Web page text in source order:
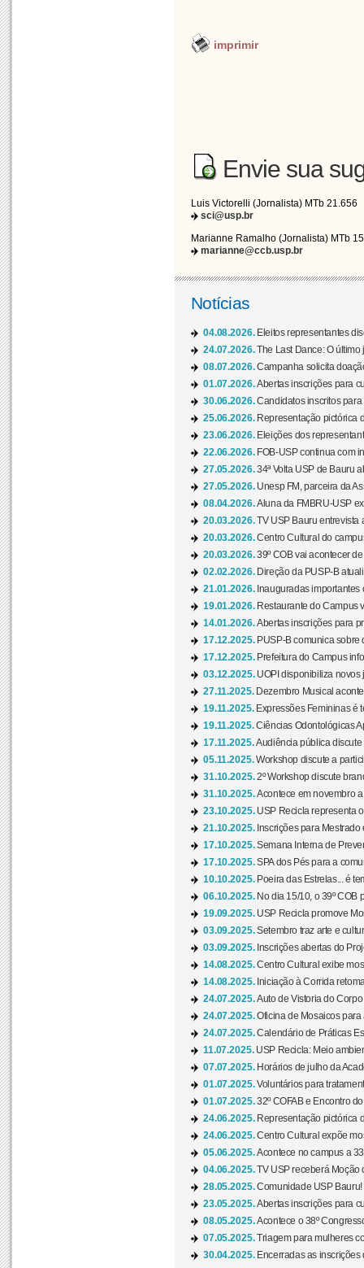
imprimir
Envie sua
Luis Victorelli (Jornalista) MTb 21.656
sci@usp.br
Marianne Ramalho (Jornalista) MTb
marianne@ccb.usp.br
Notícias
04.08.2026. Eleitos representantes
24.07.2026.The Last Dance: O
08.07.2026.Campanha solicita
01.07.2026.Abertas inscrições para
30.06.2026.Candidatos inscritos
25.06.2026. Representação pictórica
23.06.2026. Eleições dos
22.06.2026. FOB-USP continua com
27.05.2026.34ª Volta USP de Bauru
27.05.2026. Unesp FM, parceira da
08.04.2026.Aluna da FMBRU-USP
20.03.2026.TV USP Bauru entrevista
20.03.2026.Centro Cultural do
20.03.2026.39º COB vai acontecer
02.02.2026. Direção da PUSP-B
21.01.2026. Inauguradas
19.01.2026. Restaurante do Campus
14.01.2026.Abertas inscrições para
17.12.2025. PUSP-B comunica sobre
17.12.2025. Prefeitura do Campus
03.12.2025. UOPI disponibiliza novos
27.11.2025. Dezembro Musical
19.11.2025. Expressões Femininas é
19.11.2025.Ciências Odontológicas
17.11.2025.Audiência pública
05.11.2025.Workshop discute a
31.10.2025.2º Workshop discute
31.10.2025.Acontece em novembro
23.10.2025. USP Recicla representa
21.10.2025. Inscrições para
17.10.2025.Semana Interna de
17.10.2025.SPA dos Pés para a
10.10.2025. Poeira das Estrelas... é
06.10.2025. No dia 15/10, o 39º COB
19.09.2025. USP Recicla promove
03.09.2025.Setembro traz arte e
03.09.2025. Inscrições abertas do
14.08.2025.Centro Cultural exibe
14.08.2025. Iniciação à Corrida
24.07.2025.Auto de Vistoria do
24.07.2025.Oficina de Mosaicos
24.07.2025.Calendário de Práticas
11.07.2025. USP Recicla: Meio
07.07.2025. Horários de julho da
01.07.2025.Voluntários para
01.07.2025.32º COFAB e Encontro
24.06.2025. Representação pictórica
24.06.2025.Centro Cultural expõe
05.06.2025.Acontece no campus a
04.06.2025.TV USP receberá Moção
28.05.2025.Comunidade USP Bauru!
23.05.2025.Abertas inscrições para
08.05.2025.Acontece o 38º
07.05.2025.Triagem para mulheres
30.04.2025. Encerradas as inscrições